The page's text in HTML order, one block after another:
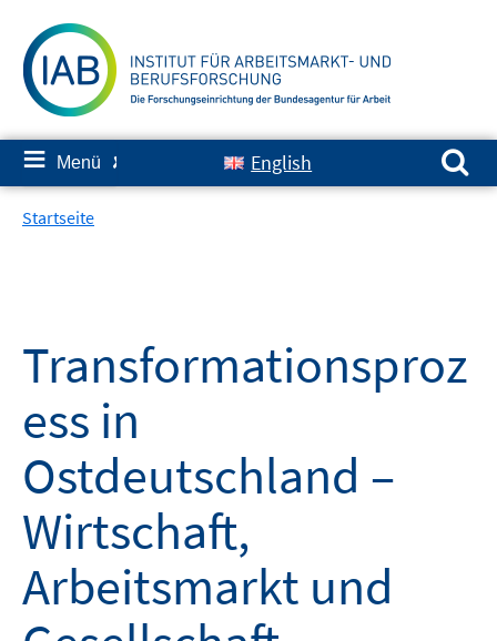
zum
Inhalt
≡ Menü ✘ English
Suchen nach:
Startseite
Transformationsproz
ess in
Ostdeutschland –
Wirtschaft,
Arbeitsmarkt und